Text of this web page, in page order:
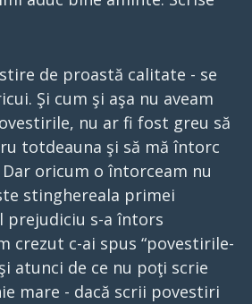
de proastă calitate - se
Şi cum şi aşa nu aveam
nu ar fi fost greu să
totdeauna şi să mă întorc
oricum o întorceam nu
stinghereala primei
prejudiciu s-a întors
crezut c-ai spus “povestirile-
atunci de ce nu poţi scrie
mare - dacă scrii povestiri